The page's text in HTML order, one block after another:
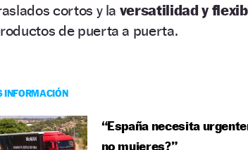
cortos y la versatilidad y
de puerta a puerta.
INFORMACIÓN
“España necesita
no mujeres?”